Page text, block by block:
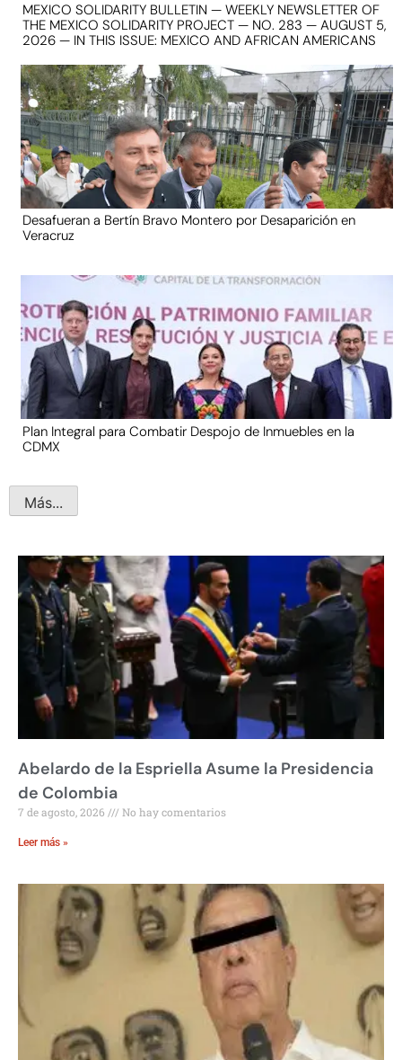
MEXICO SOLIDARITY BULLETIN — WEEKLY NEWSLETTER OF
THE MEXICO SOLIDARITY PROJECT — NO. 283 — AUGUST 5,
2026 — IN THIS ISSUE: MEXICO AND AFRICAN AMERICANS
Desafueran a Bertín Bravo Montero por Desaparición en
Veracruz
Plan Integral para Combatir Despojo de Inmuebles en la
CDMX
Más...
Abelardo de la Espriella Asume la Presidencia
de Colombia
7 de agosto, 2026 No hay comentarios
Leer más »